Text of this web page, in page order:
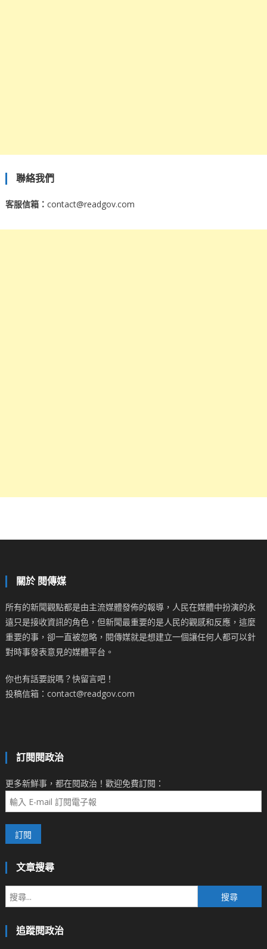
聯絡我們
客服信箱： contact@readgov.com
關於 閱傳媒
所有的新聞觀點都是由主流媒體發佈的報導，人民在媒體中扮演的永
遠只是接收資訊的角色，但新聞最重要的是人民的觀感和反應，這麼
重要的事，卻一直被忽略，閱傳媒就是想建立一個讓任何人都可以針
對時事發表意見的媒體平台。
你也有話要說嗎？快留言吧！
投稿信箱：contact@readgov.com
訂閱閱政治
更多新鮮事，都在閱政治！歡迎免費訂閱：
文章搜尋
尋
追蹤閱政治